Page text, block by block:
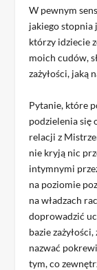
W pewnym
jakiego stopnia
którzy idziecie
moich cudów,
zażyłości, jaką
Pytanie, które
podzielenia się
relacji z
nie kryją nic
intymnymi
na poziomie
na władzach
doprowadzić
bazie
nazwać
tym, co